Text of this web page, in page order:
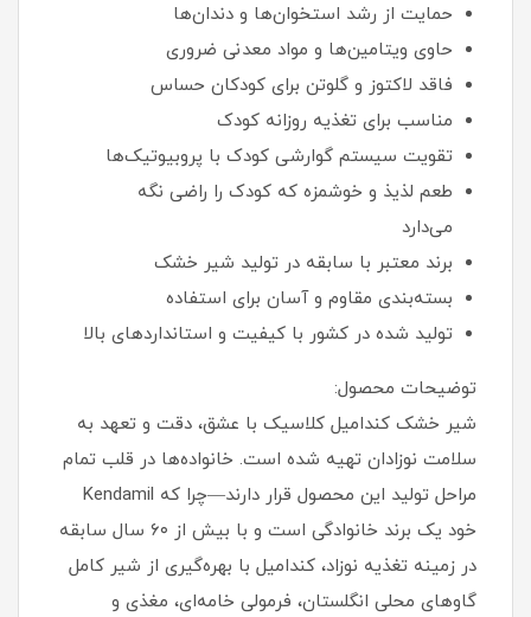
حمایت از رشد استخوان‌ها و دندان‌ها
حاوی ویتامین‌ها و مواد معدنی ضروری
فاقد لاکتوز و گلوتن برای کودکان حساس
مناسب برای تغذیه روزانه کودک
تقویت سیستم گوارشی کودک با پروبیوتیک‌ها
طعم لذیذ و خوشمزه که کودک را راضی نگه
می‌دارد
برند معتبر با سابقه در تولید شیر خشک
بسته‌بندی مقاوم و آسان برای استفاده
تولید شده در کشور با کیفیت و استانداردهای بالا
توضیحات محصول:
شیر خشک کندامیل کلاسیک با عشق، دقت و تعهد به
سلامت نوزادان تهیه شده است. خانواده‌ها در قلب تمام
مراحل تولید این محصول قرار دارند—چرا که Kendamil
خود یک برند خانوادگی است و با بیش از ۶۰ سال سابقه
در زمینه تغذیه نوزاد، کندامیل با بهره‌گیری از شیر کامل
گاوهای محلی انگلستان، فرمولی خامه‌ای، مغذی و